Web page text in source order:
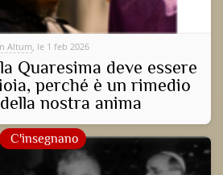
Altum, le 1 feb 2026
Quaresima deve essere
perché è un rimedio
nostra anima
C'insegnano